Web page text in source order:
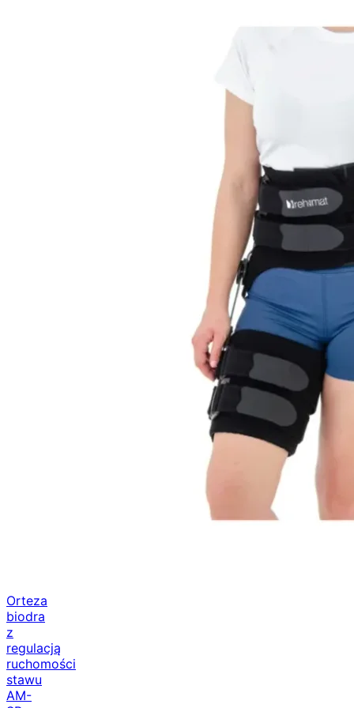
Orteza
biodra
z
regulacją
ruchomości
stawu
AM-